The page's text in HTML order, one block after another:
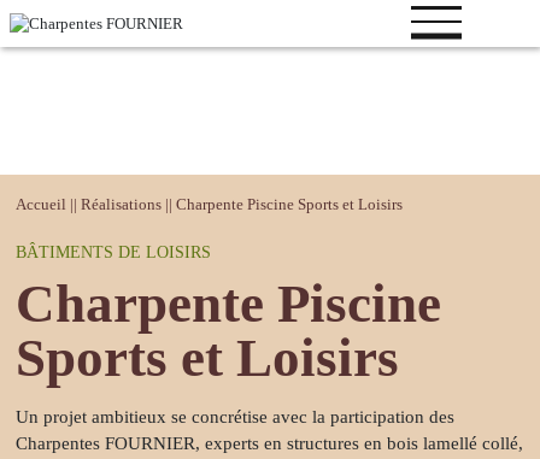
Votre
projet
logistique
industriel
loisirs
Accueil || Réalisations|| Charpente Piscine Sports et Loisirs
BÂTIMENTS DE LOISIRS
Charpente Piscine
Sports et Loisirs
Un projet ambitieux se concrétise avec la participation des
Charpentes FOURNIER, experts en structures en bois lamellé collé,